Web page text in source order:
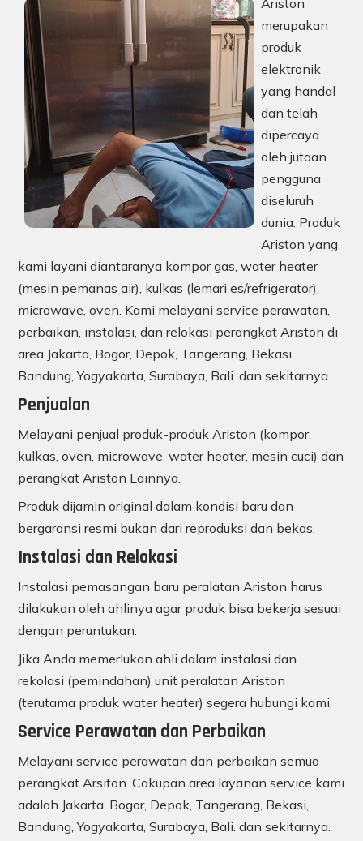
Ariston
merupakan
produk
elektronik
yang handal
dan telah
dipercaya
oleh jutaan
pengguna
diseluruh
dunia. Produk
Ariston yang
kami layani diantaranya kompor gas, water heater
(mesin pemanas air), kulkas (lemari es/refrigerator),
microwave, oven. Kami melayani service perawatan,
perbaikan, instalasi, dan relokasi perangkat Ariston di
area Jakarta, Bogor, Depok, Tangerang, Bekasi,
Bandung, Yogyakarta, Surabaya, Bali. dan sekitarnya.
Penjualan
Melayani penjual produk-produk Ariston (kompor,
kulkas, oven, microwave, water heater, mesin cuci) dan
perangkat Ariston Lainnya.
Produk dijamin original dalam kondisi baru dan
bergaransi resmi bukan dari reproduksi dan bekas.
Instalasi dan Relokasi
Instalasi pemasangan baru peralatan Ariston harus
dilakukan oleh ahlinya agar produk bisa bekerja sesuai
dengan peruntukan.
Jika Anda memerlukan ahli dalam instalasi dan
rekolasi (pemindahan) unit peralatan Ariston
(terutama produk water heater) segera hubungi kami.
Service Perawatan dan Perbaikan
Melayani service perawatan dan perbaikan semua
perangkat Arsiton. Cakupan area layanan service kami
adalah Jakarta, Bogor, Depok, Tangerang, Bekasi,
Bandung, Yogyakarta, Surabaya, Bali. dan sekitarnya.